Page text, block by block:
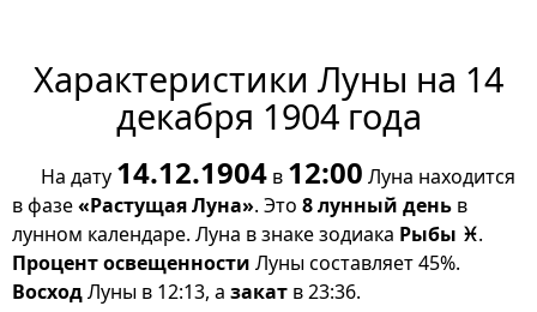
Характеристики Луны на 14
декабря 1904 года
На дату 14.12.1904 в 12:00 Луна находится
в фазе«Растущая Луна». Это 8 лунный день в
лунном календаре. Луна в знаке зодиака Рыбы ♓.
Процент освещенности Луны составляет 45%.
ВосходЛуны в 12:13, а закат в 23:36.